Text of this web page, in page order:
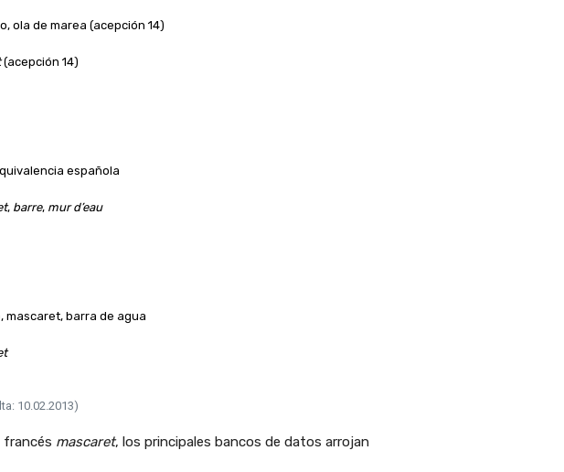
ola de marea (acepción 14)
(acepción 14)
española
, barre, mur d’eau
mascaret, barra de agua
10.02.2013)
francés mascaret, los principales bancos de datos arrojan